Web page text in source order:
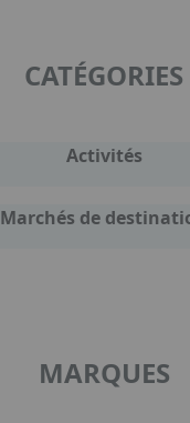
CATÉGORIES
Activités
Marchés de
MARQUES